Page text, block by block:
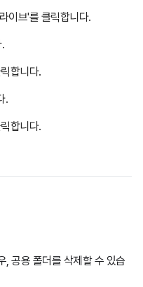
이브'를 클릭합니다.
합니다.
.
합니다.
, 공용 폴더를 삭제할 수 있습